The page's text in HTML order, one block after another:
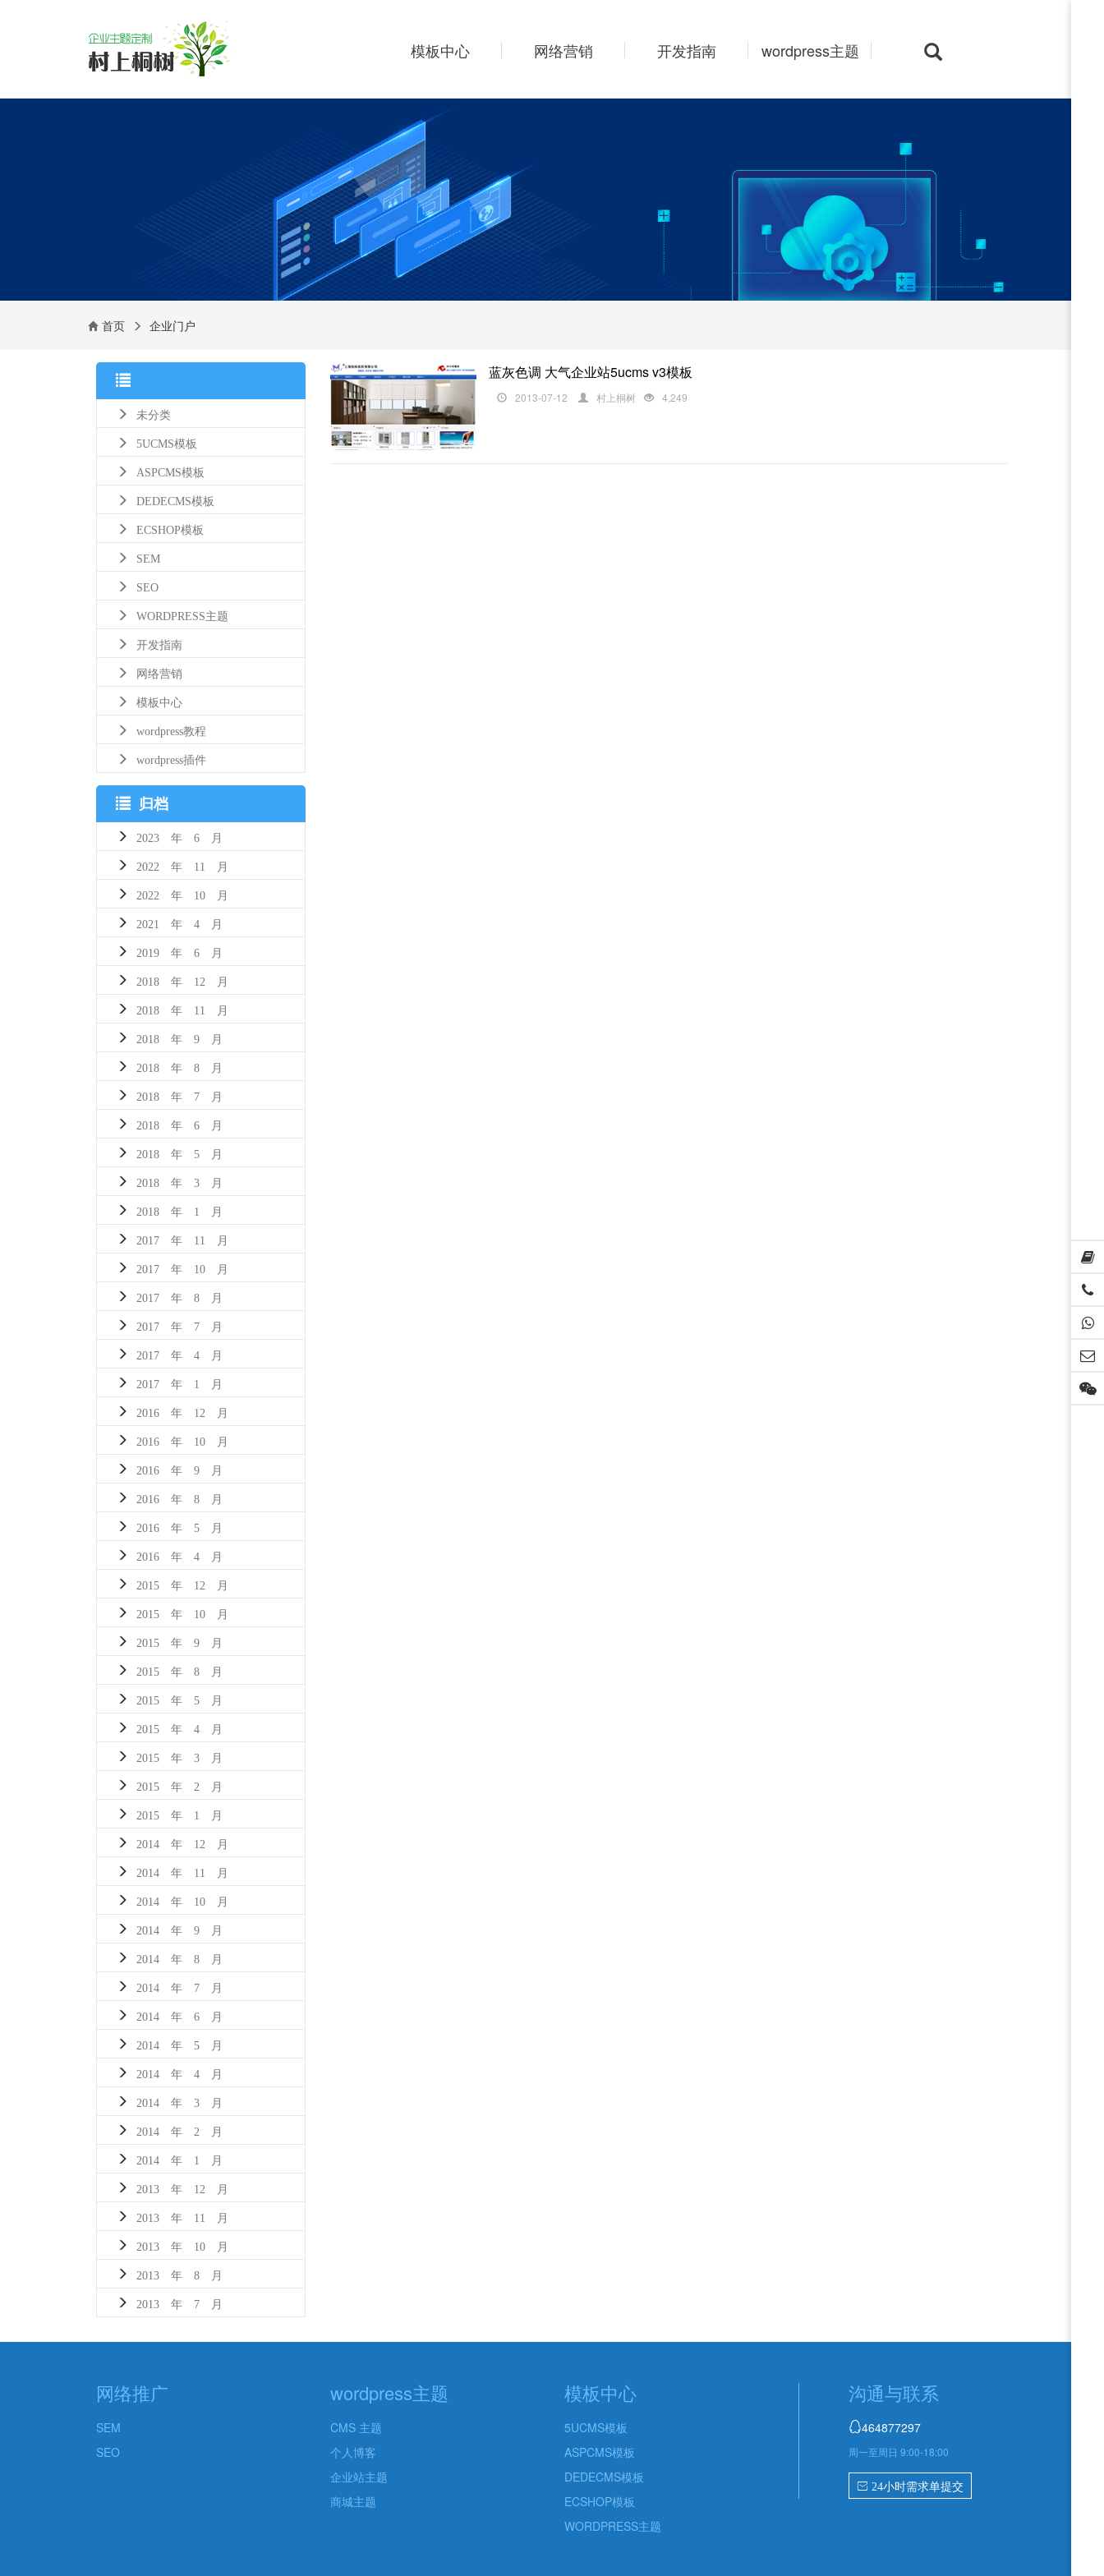
模板中心 网络营销 开发指南 wordpress主题
首页 企业门户
未分类
5UCMS模板
ASPCMS模板
DEDECMS模板
ECSHOP模板
SEM
SEO
WORDPRESS主题
开发指南
网络营销
模板中心
wordpress教程
wordpress插件
归档
2023 年 6 月
2022 年 11 月
2022 年 10 月
2021 年 4 月
2019 年 6 月
2018 年 12 月
2018 年 11 月
2018 年 9 月
2018 年 8 月
2018 年 7 月
2018 年 6 月
2018 年 5 月
2018 年 3 月
2018 年 1 月
2017 年 11 月
2017 年 10 月
2017 年 8 月
2017 年 7 月
2017 年 4 月
2017 年 1 月
2016 年 12 月
2016 年 10 月
2016 年 9 月
2016 年 8 月
2016 年 5 月
2016 年 4 月
2015 年 12 月
2015 年 10 月
2015 年 9 月
2015 年 8 月
2015 年 5 月
2015 年 4 月
2015 年 3 月
2015 年 2 月
2015 年 1 月
2014 年 12 月
2014 年 11 月
2014 年 10 月
2014 年 9 月
2014 年 8 月
2014 年 7 月
2014 年 6 月
2014 年 5 月
2014 年 4 月
2014 年 3 月
2014 年 2 月
2014 年 1 月
2013 年 12 月
2013 年 11 月
2013 年 10 月
2013 年 8 月
2013 年 7 月
蓝灰色调 大气企业站5ucms v3模板
2013-07-12 村上桐树 4,249
网络推广
SEM
SEO
wordpress主题
CMS 主题
个人博客
企业站主题
商城主题
模板中心
5UCMS模板
ASPCMS模板
DEDECMS模板
ECSHOP模板
WORDPRESS主题
沟通与联系
464877297
周一至周日 9:00-18:00
 24小时需求单提交